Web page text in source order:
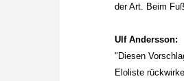
der Art. Beim
Ulf Andersson:
"Diesen
Eloliste